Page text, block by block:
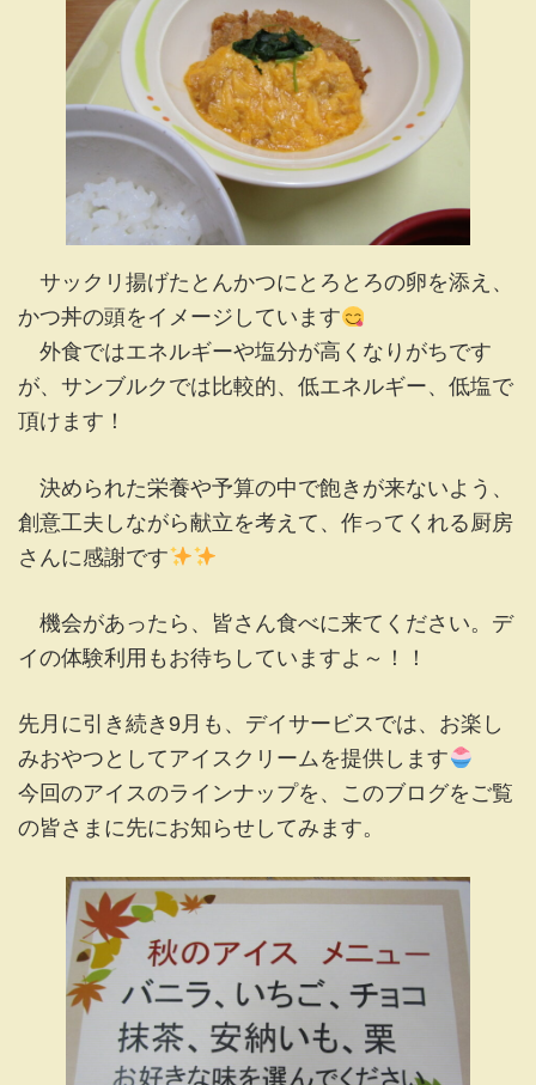
サックリ揚げたとんかつにとろとろの卵を添え、
かつ丼の頭をイメージしています
外食ではエネルギーや塩分が高くなりがちです
が、サンブルクでは比較的、低エネルギー、低塩で
頂けます！
決められた栄養や予算の中で飽きが来ないよう、
創意工夫しながら献立を考えて、作ってくれる厨房
さんに感謝です
機会があったら、皆さん食べに来てください。デ
イの体験利用もお待ちしていますよ～！！
先月に引き続き9月も、デイサービスでは、お楽し
みおやつとしてアイスクリームを提供します
今回のアイスのラインナップを、このブログをご覧
の皆さまに先にお知らせしてみます。